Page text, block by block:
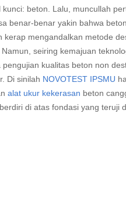
beton. Lalu, muncullah
benar-benar yakin bahwa
mengandalkan metode
seiring kemajuan
kualitas beton non
Di sinilah NOVOTEST IPSMU
alat ukur kekerasan beton
di atas fondasi yang teruji